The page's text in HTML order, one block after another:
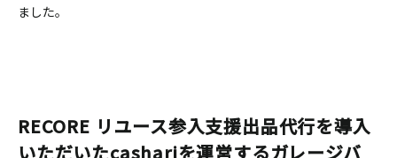
ました。
RECORE リユース参入支援出品代行を導入
いただいたcashariを運営するガレージバ